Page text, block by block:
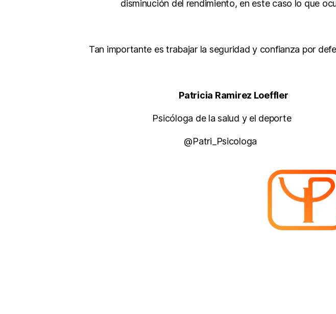
disminución del rendimiento, en este caso lo que
Tan importante es trabajar la seguridad y confianza por
Patricia Ramirez
Psicóloga de la salud y el